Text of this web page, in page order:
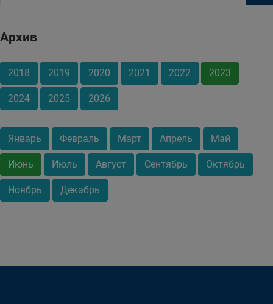
Архив
2018 2019 2020 2021 2022 2023
2024 2025 2026
Январь Февраль Март Апрель Май
Июнь Июль Август Сентябрь Октябрь
Ноябрь Декабрь